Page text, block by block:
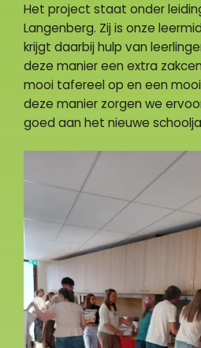
Het project staat onder
Langenberg. Zij is onze
krijgt daarbij hulp van
deze manier een extra
mooi tafereel op en een
deze manier zorgen we
goed aan het nieuwe